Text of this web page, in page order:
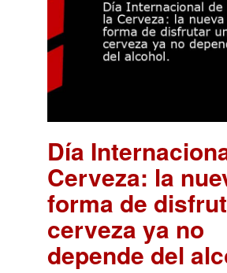
Día
Cerveza: la
forma de
cerveza ya no
depende del